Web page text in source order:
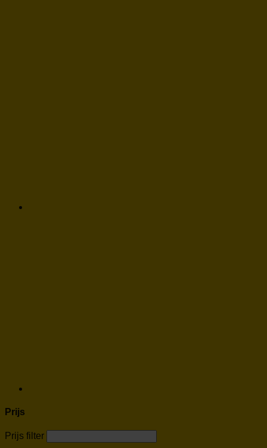
Prijs
Prijs filter